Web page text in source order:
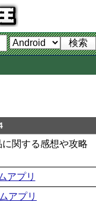
関する感想や攻略
アプリ
アプリ